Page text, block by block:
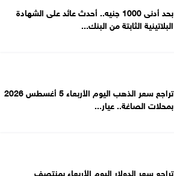
بحد أدنى 1000 جنيه.. أحدث عائد على الشهادة
البلاتينية الثابتة من البنك...
تراجع سعر الذهب اليوم الأربعاء 5 أغسطس 2026
بمحلات الصاغة.. عيار...
تراجع سعر الدولار اليوم الأربعاء بمنتصف